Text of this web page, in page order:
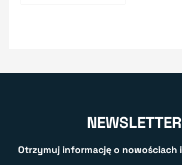
NEWSLETTER
Otrzymuj informację o nowościach